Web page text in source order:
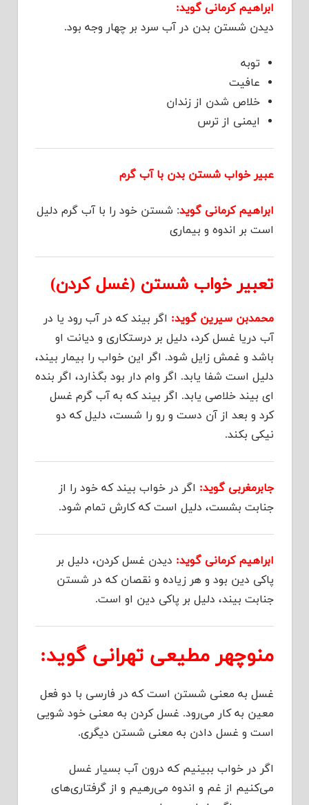
ابراهیم کرمانی گوید:
دیدن شستن بدن در آب سرد بر چهار وجه بود.
توبه
عافیت
خلاص شدن از زندان
ایمنی از ترس
عبیر خواب شستن بدن با آب گرم
ابراهیم کرمانی گوید: شستن خود را با آب گرم دلیل
است بر اندوه و بیماری
تعبیر خواب شستن (غسل کردن)
محمدبن سیرین گوید: اگر بیند که در آب رود یا در
آب دریا غسل کرد، دلیل بر درستکاری و دیانت او
باشد و غمش زایل شود. اگر این خواب را بیمار بیند،
دلیل است شفا یابد. اگر وام دار بود بگذارد، اگر بنده
ای بیند خلاصی یابد. اگر بیند که به آب گرم غسل
کرد و بعد از آن دست و رو را شست، دلیل که دو
نیکی بکند.
جابرمغربی گوید: اگر در خواب بیند که خود را از
جنابت بشست، دلیل است که کارش تمام شود.
ابراهیم کرمانی گوید: دیدن غسل کردن، دلیل بر
پاکی دین بود و هر زیاده و نقصان که در شستن
جنابت بیند، دلیل بر پاکی دین او است.
منوچهر مطیعی تهرانی گوید:
غسل به معنی شستن است که در فارسی با دو فعل
معین به کار می‌رود. غسل کردن به معنی خود شویی
است و غسل دادن به معنی شستن دیگری.
اگر در خواب ببینیم که درون آب بسیار غسل
می‌کنیم از غم و اندوه می‌رهیم و از گرفتاری‌های